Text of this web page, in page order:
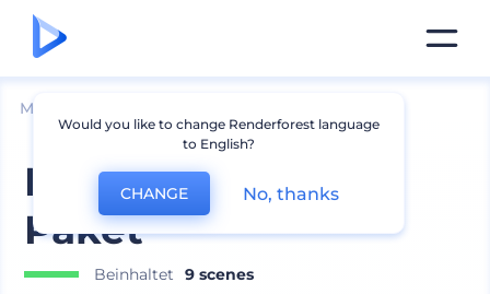
Mockups
Magazin Mockup-
Paket
Beinhaltet
9 scenes
Would you like to change Renderforest language
to English?
CHANGE No, thanks